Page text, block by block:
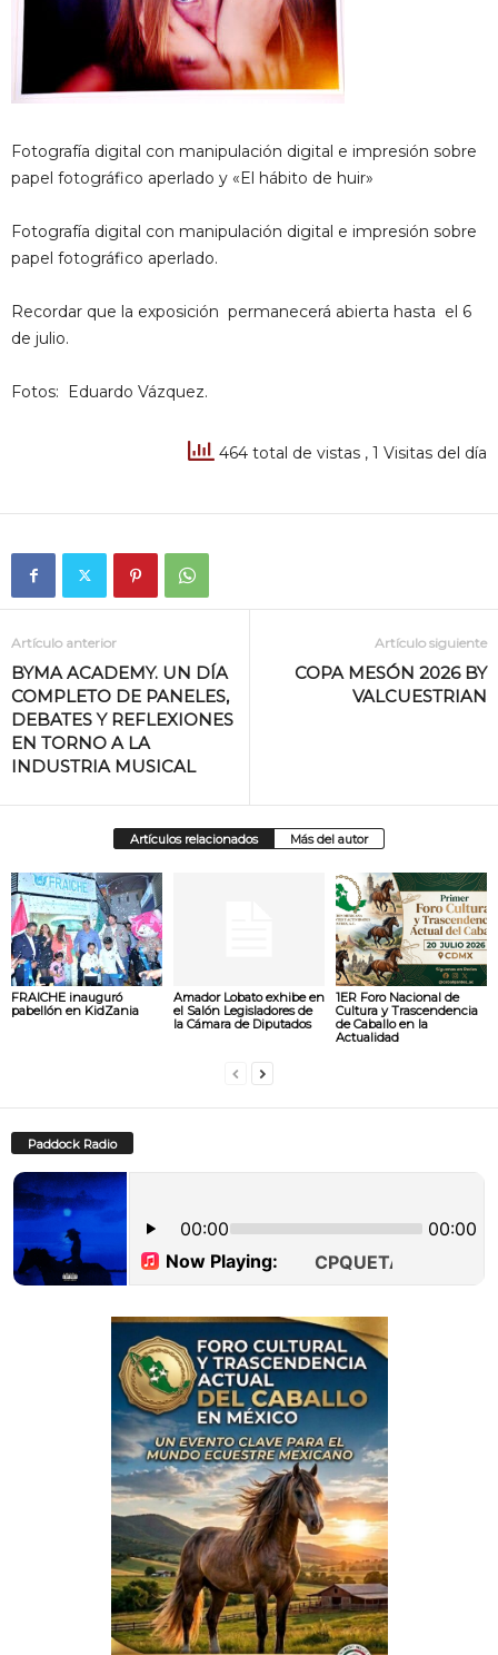
Fotografía digital con manipulación digital e impresión sobre
papel fotográfico aperlado y «El hábito de huir»
Fotografía digital con manipulación digital e impresión sobre
papel fotográfico aperlado.
Recordar que la exposición permanecerá abierta hasta el 6
de julio.
Fotos: Eduardo Vázquez.
464 total de vistas , 1 Visitas del día
Artículo anterior
BYMA ACADEMY. UN DÍA
COMPLETO DE PANELES,
DEBATES Y REFLEXIONES
EN TORNO A LA
INDUSTRIA MUSICAL
Artículo siguiente
COPA MESÓN 2026 BY
VALCUESTRIAN
Artículos relacionados Más del autor
FRAICHE inauguró
pabellón en KidZania
Amador Lobato exhibe en
el Salón Legisladores de
la Cámara de Diputados
1ER Foro Nacional de
Cultura y Trascendencia
de Caballo en la
Actualidad
Paddock Radio